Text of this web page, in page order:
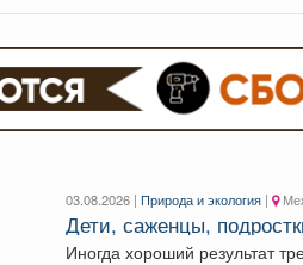
03.08.2026 |Природа и экология |
Дети, саженцы,
Иногда хороший результат требует